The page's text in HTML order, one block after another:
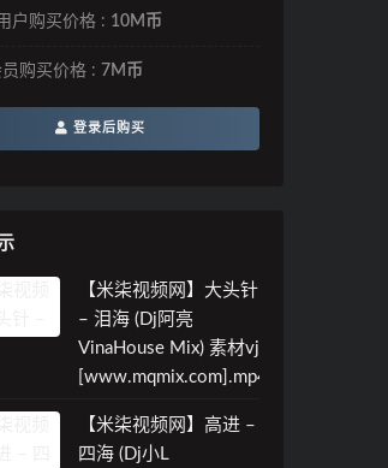
户购买价格 : 10M币
员购买价格 : 7M币
登录后购买
【米柒视频网】大头针
– 泪海 (Dj阿亮
VinaHouse Mix) 素材vj
[www.mqmix.com].mp4
【米柒视频网】高进 –
四海 (Dj小L